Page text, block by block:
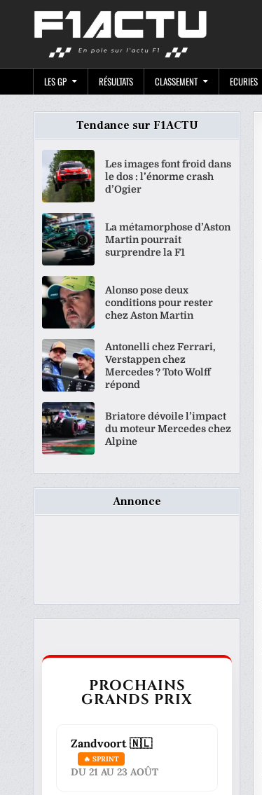
LES GP RÉSULTATS CLASSEMENT ECURIES
Tendance sur F1ACTU
Les images font froid dans
le dos : l’énorme crash
d’Ogier
La métamorphose d’Aston
Martin pourrait
surprendre la F1
Alonso pose deux
conditions pour rester
chez Aston Martin
Antonelli chez Ferrari,
Verstappen chez
Mercedes ? Toto Wolff
répond
Briatore dévoile l’impact
du moteur Mercedes chez
Alpine
Annonce
PROCHAINS
GRANDS PRIX
Zandvoort 🇳🇱
🔥 SPRINT
DU 21 AU 23 AOÛT